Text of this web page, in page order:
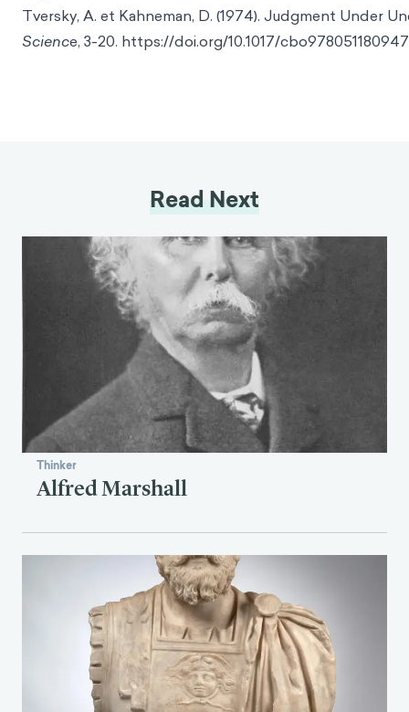
Tversky, A. et Kahneman, D. (1974). Judgment Under
Science, 3-20. https://doi.org/10.1017/
Read Next
Thinker
Alfred Marshall